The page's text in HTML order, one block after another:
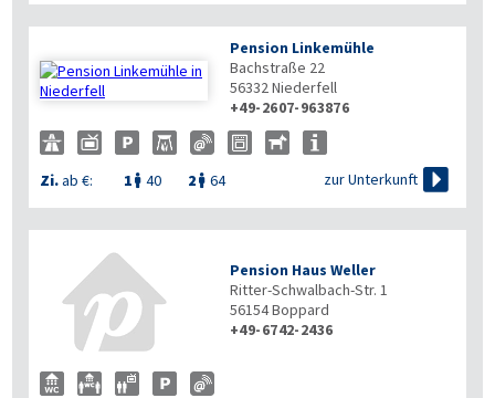
Pension Linkemühle
Bachstraße 22
56332Niederfell
+49-2607-963876
Zi.ab €: 1  40 2  64 zur Unterkunft 
Pension Haus Weller
Ritter-Schwalbach-Str. 1
56154Boppard
+49-6742-2436